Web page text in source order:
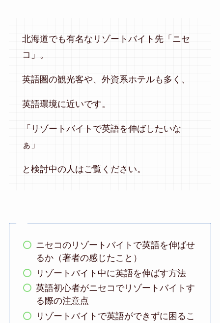
北海道でも有名なリゾートバイト先「ニセ
コ」。
英語圏の観光客や、外資系ホテルも多く、
英語環境に近いです。
「リゾートバイトで英語を伸ばしたいな
ぁ」
と検討中の人はご覧ください。
ニセコのリゾートバイトで英語を伸ばせ
るか（著者の感じたこと）
リゾートバイト中に英語を伸ばす方法
英語初心者がニセコでリゾートバイトす
る際の注意点
リゾートバイトで英語ができずに困るこ